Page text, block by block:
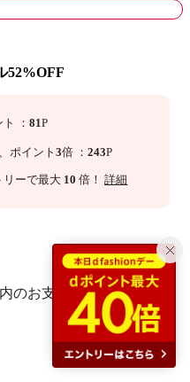
52%OFF
：81P
ポイント3倍 ：243P
リーで最大 10 倍！詳細
のお支払いで